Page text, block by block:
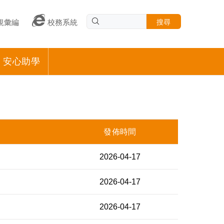
彙編 校務系統 搜尋
安心助學
發佈時間
2026-04-17
2026-04-17
2026-04-17